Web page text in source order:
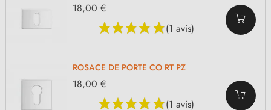
(1 avis)
18,00 €
ROSACE DE PORTE CO RT PZ
(1 avis)
18,00 €